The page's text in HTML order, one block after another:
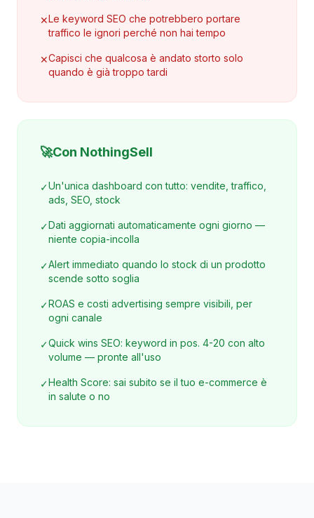
✕Le keyword SEO che potrebbero portare
traffico le ignori perché non hai tempo
✕Capisci che qualcosa è andato storto solo
quando è già troppo tardi
🚀Con NothingSell
✓Un'unica dashboard con tutto: vendite, traffico,
ads, SEO, stock
✓Dati aggiornati automaticamente ogni giorno —
niente copia-incolla
✓Alert immediato quando lo stock di un prodotto
scende sotto soglia
✓ROAS e costi advertising sempre visibili, per
ogni canale
✓Quick wins SEO: keyword in pos. 4-20 con alto
volume — pronte all'uso
✓Health Score: sai subito se il tuo e-commerce è
in salute o no